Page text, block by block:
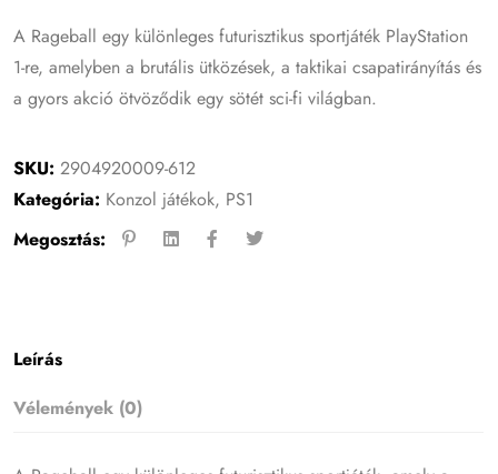
A Rageball egy különleges futurisztikus sportjáték PlayStation
1-re, amelyben a brutális ütközések, a taktikai csapatirányítás és
a gyors akció ötvöződik egy sötét sci-fi világban.
SKU:2904920009-612
Kategória: Konzol játékok, PS1
Megosztás:
Leírás
Vélemények (0)